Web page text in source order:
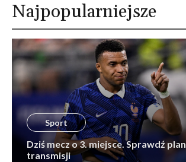
Najpopularniejsze
Sport
Dziś mecz o 3. miejsce. Sprawdź plan
transmisji